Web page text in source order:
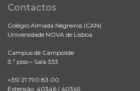
Contactos
Colégio Almada Negreiros (CAN)
Universidade NOVA de Lisboa
Campus de Campolide
3.º piso – Sala 333
+351 21 790 83 00
Extensão: 40346 / 40349